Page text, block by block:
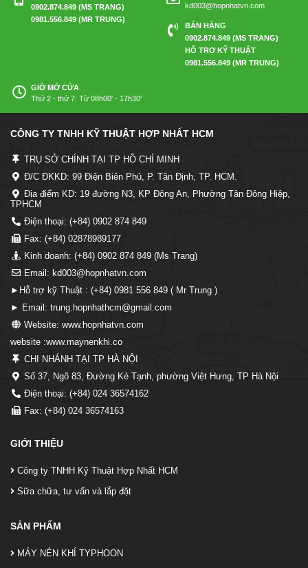
0902.874.849 (MS TRANG)
0981.556.849 (MR TRUNG)
kd003@hopnhatvn.com
BÁN HÀNG
0902.874.849 (MS TRANG)
HỖ TRỢ KỸ THUẬT
0981.556.849 (MR TRUNG)
GIỜ MỞ CỬA
Thứ 2 - thứ 7: Từ 08h00' - 17h30'
CÔNG TY TNHH KỸ THUẬT HỢP NHẤT HCM
TRỤ SỞ CHÍNH TẠI TP HỒ CHÍ MINH
Đ/C ĐKKD: 99 Điện Biên Phủ, P. Tân Định, TP. HCM.
Địa điểm KD: 19 đường N3, KP Đông An, Phường Tân Đông Hiệp,
TPHCM
Điện thoại: (+84) 0902 874 849
Fax: (+84) 02878989177
Kinh doanh: (+84) 0902 874 849 (Ms Trang)
Email: kd003@hopnhatvn.com
►Hỗ trợ kỹ Thuật : (+84) 0981 556 849 ( Mr Trung )
► Email: trung.hopnhathcm@gmail.com
Website: www.hopnhatvn.com
website :www.maynenkhi.co
CHI NHÁNH TẠI TP HÀ NỘI
Số 37, Ngõ 83, Đường Kẻ Tạnh, phường Việt Hưng, TP Hà Nội
Điện thoại: (+84) 024 36574162
Fax: (+84) 024 36574163
GIỚI THIỆU
Công ty TNHH Kỹ Thuật Hợp Nhất HCM
Sữa chữa, tư vấn và lắp đặt
SẢN PHẨM
MÁY NÉN KHÍ TYPHOON